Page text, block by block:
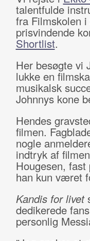
talentfulde
fra Filmskolen
prisvindende
Shortlist.
Her besøgte vi
lukke en
musikalsk
Johnnys kone
Hendes
filmen.
nogle
indtryk af
Hougesen,
han kun været
Kandis for livet
dedikerede
personlig